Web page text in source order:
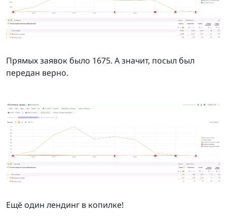
Прямых заявок было 1675. А значит, посыл был
передан верно.
Ещё один лендинг в копилке!